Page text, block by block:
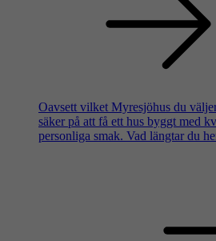
Oavsett vilket Myresjöhus du
säker på att få ett hus byggt med
personliga smak. Vad längtar du